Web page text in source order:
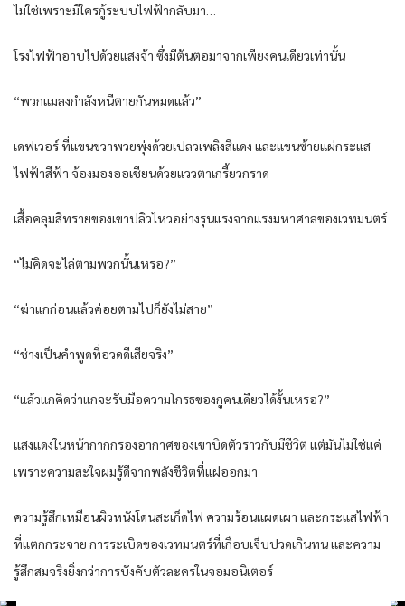
ไม่ใช่เพราะมีใครกู้ระบบไฟฟ้ากลับมา…
โรงไฟฟ้าอาบไปด้วยแสงจ้า ซึ่งมีต้นตอมาจากเพียงคนเดียวเท่านั้น
“พวกแมลงกำลังหนีตายกันหมดแล้ว”
เดฟเวอร์ ที่แขนขวาพวยพุ่งด้วยเปลวเพลิงสีแดง และแขนซ้ายแผ่กระแส
ไฟฟ้าสีฟ้า จ้องมองออเชียนด้วยแววตาเกรี้ยวกราด
เสื้อคลุมสีทรายของเขาปลิวไหวอย่างรุนแรงจากแรงมหาศาลของเวทมนตร์
“ไม่คิดจะไล่ตามพวกนั้นเหรอ?”
“ฆ่าแกก่อนแล้วค่อยตามไปก็ยังไม่สาย”
“ช่างเป็นคำพูดที่อวดดีเสียจริง”
“แล้วแกคิดว่าแกจะรับมือความโกรธของกูคนเดียวได้งั้นเหรอ?”
แสงแดงในหน้ากากกรองอากาศของเขาบิดตัวราวกับมีชีวิต แต่มันไม่ใช่แค่
เพราะความสะใจผมรู้ดีจากพลังชีวิตที่แผ่ออกมา
ความรู้สึกเหมือนผิวหนังโดนสะเก็ดไฟ ความร้อนแผดเผา และกระแสไฟฟ้า
ที่แตกกระจาย การระเบิดของเวทมนตร์ที่เกือบเจ็บปวดเกินทน และความ
รู้สึกสมจริงยิ่งกว่าการบังคับตัวละครในจอมอนิเตอร์